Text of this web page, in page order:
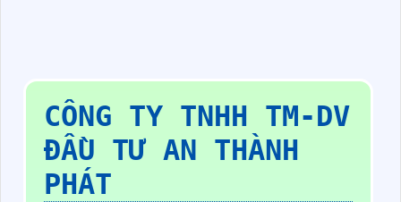
CÔNG TY TNHH TM-DV
ĐẦU TƯ AN THÀNH
PHÁT